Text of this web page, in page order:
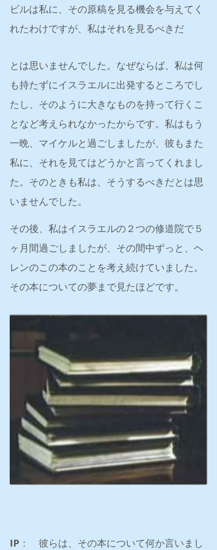
ビルは私に、その原稿を見る機会を与えてく
れたわけですが、私はそれを見るべきだ
とは思いませんでした。なぜならば、私は何
も持たずにイスラエルに出発するところでし
たし、そのように大きなものを持って行くこ
となど考えられなかったからです。私はもう
一晩、マイケルと過ごしましたが、彼もまた
私に、それを見てはどうかと言ってくれまし
た。そのときも私は、そうするべきだとは思
いませんでした。
その後、私はイスラエルの２つの修道院で５
ヶ月間過ごしましたが、その間中ずっと、ヘ
レンのこの本のことを考え続けていました。
その本についての夢まで見たほどです。
IP ： 彼らは、その本について何か言いまし